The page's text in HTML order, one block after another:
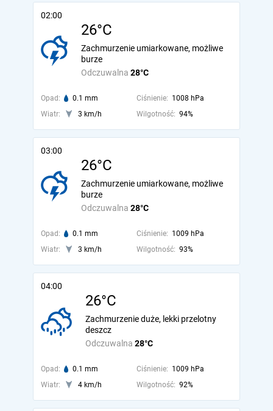
02:00
26°C
Odczuwalna 28°C
Zachmurzenie umiarkowane, możliwe
burze
Opad: 0.1 mm Ciśnienie: 1008 hPa
Wiatr:
3 km/h Wilgotność: 94%
03:00
26°C
Odczuwalna 28°C
Zachmurzenie umiarkowane, możliwe
burze
Opad: 0.1 mm Ciśnienie: 1009 hPa
Wiatr:
3 km/h Wilgotność: 93%
04:00
26°C
Odczuwalna 28°C
Zachmurzenie duże, lekki przelotny
deszcz
Opad: 0.1 mm Ciśnienie: 1009 hPa
Wiatr:
4 km/h Wilgotność: 92%